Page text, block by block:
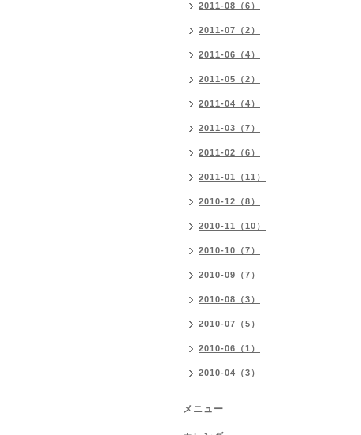
2011-08（6）
2011-07（2）
2011-06（4）
2011-05（2）
2011-04（4）
2011-03（7）
2011-02（6）
2011-01（11）
2010-12（8）
2010-11（10）
2010-10（7）
2010-09（7）
2010-08（3）
2010-07（5）
2010-06（1）
2010-04（3）
メニュー